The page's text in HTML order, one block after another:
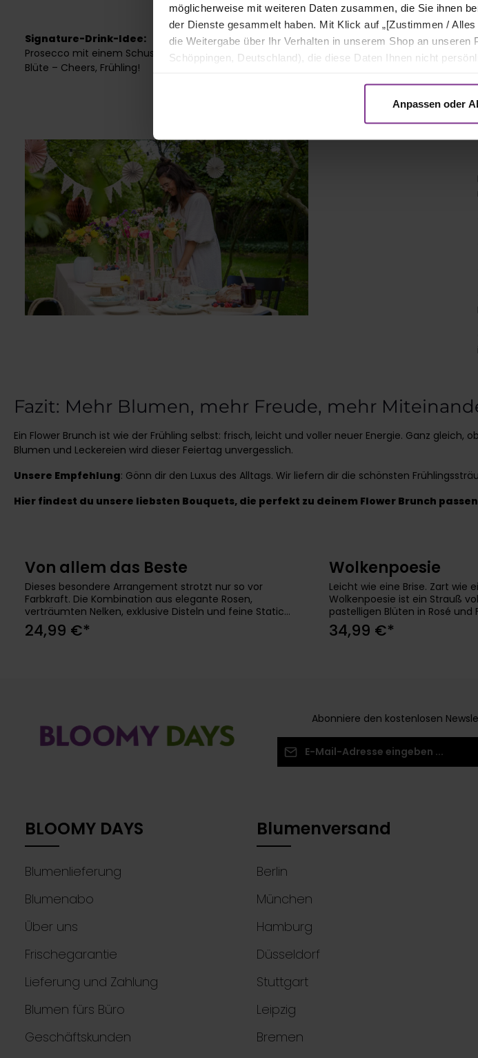
möglicherweise mit weiteren Daten zusammen, die Sie ihnen
der Dienste gesammelt haben. Mit Klick auf „[Zustimmen /
die Weitergabe über Ihr Verhalten in unserem Shop an
Schöppingen, Deutschland), die diese Daten Ihnen nicht
Anpassen oder
Signature-Drink-Idee:
Prosecco mit einem Schuss Holunderblütensirup, frischen Beeren und einer essbaren
Blüte – Cheers, Frühling!
Fazit: Mehr Blumen, mehr Freude, mehr
Ein Flower Brunch ist wie der Frühling selbst: frisch, leicht und voller neuer Energie. Ganz
Blumen und Leckereien wird dieser Feiertag unvergesslich.
Unsere Empfehlung: Gönn dir den Luxus des Alltags. Wir liefern dir die schönsten
Hier findest du unsere liebsten Bouquets, die perfekt zu deinem Flower Brunch passen
In den Warenkorb
Von allem das Beste
Dieses besondere Arrangement strotzt nur so vor
Farbkraft. Die Kombination aus elegante Rosen,
verträumten Nelken, exklusive Disteln und feine Statice
ist ein prachtvoller Hingucker und die perfekte
Überraschung für Deinen Lieblingsmenschen. Da
24,99 €*
In den
Wolkenpoesie
Leicht wie eine Brise. Zart wie
Wolkenpoesie ist ein Strauß
pastelligen Blüten in Rosé und
würden sie auf einer Wolke
Herzensmenschen, denen Du
Bartnelken,
34,99 €*
Abonniere den kostenlosen
BLOOMY DAYS
Blumenlieferung
Blumenabo
Über uns
Frischegarantie
Lieferung und Zahlung
Blumen fürs Büro
Geschäftskunden
Blumenversand
Berlin
München
Hamburg
Düsseldorf
Stuttgart
Leipzig
Bremen